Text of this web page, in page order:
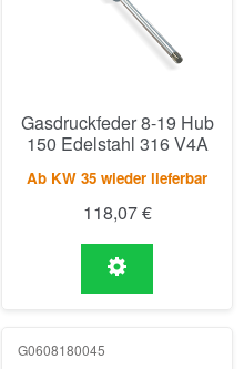
Gasdruckfeder 8-19 Hub
150 Edelstahl 316 V4A
Ab KW 35 wieder lieferbar
118,07€
G0608180045